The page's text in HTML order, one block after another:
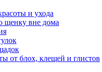
и ухода
щенку вне дома
от блох, клещей и глистов